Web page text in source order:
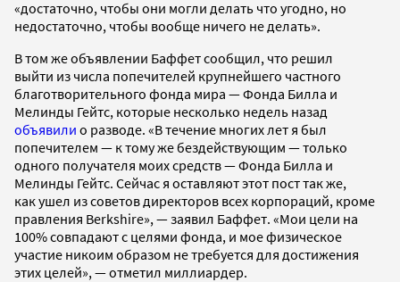
«достаточно, чтобы они могли делать что угодно, но
недостаточно, чтобы вообще ничего не делать».
В том же объявлении Баффет сообщил, что решил
выйти из числа попечителей крупнейшего частного
благотворительного фонда мира — Фонда Билла и
Мелинды Гейтс, которые несколько недель назад
объявили о разводе. «В течение многих лет я был
попечителем — к тому же бездействующим — только
одного получателя моих средств — Фонда Билла и
Мелинды Гейтс. Сейчас я оставляют этот пост так же,
как ушел из советов директоров всех корпораций, кроме
правления Berkshire», — заявил Баффет. «Мои цели на
100% совпадают с целями фонда, и мое физическое
участие никоим образом не требуется для достижения
этих целей», — отметил миллиардер.